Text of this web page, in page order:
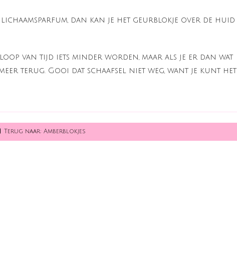
dan kan je het geurblokje over de huid
van tijd iets minder worden, maar als je er dan wat
terug. Gooi dat schaafsel niet weg, want je kunt het
Terug naar: Amberblokjes